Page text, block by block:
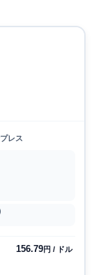
レス
156.79円 / ドル